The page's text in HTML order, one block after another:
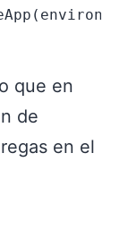
que en
de
en el